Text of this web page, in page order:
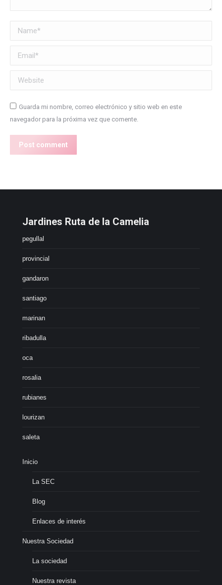
Name *
Email *
Website
Guarda mi nombre, correo electrónico y sitio web en este
navegador para la próxima vez que comente.
Post comment
Jardines Ruta de la Camelia
pegullal
provincial
gandaron
santiago
marinan
ribadulla
oca
rosalia
rubianes
lourizan
saleta
Inicio
La SEC
Blog
Enlaces de interés
Nuestra Sociedad
La sociedad
Nuestra revista